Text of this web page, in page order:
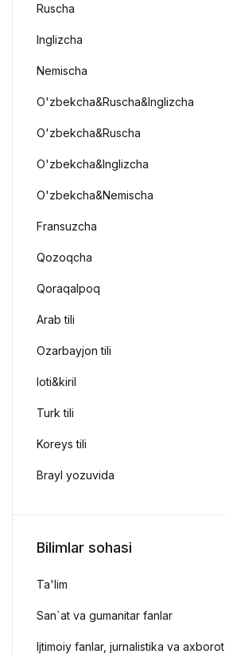
Ruscha
Inglizcha
Nemischa
O'zbekcha&Ruscha&Inglizcha
O'zbekcha&Ruscha
O'zbekcha&Inglizcha
O'zbekcha&Nemischa
Fransuzcha
Qozoqcha
Qoraqalpoq
Arab tili
Ozarbayjon tili
loti&kiril
Turk tili
Koreys tili
Brayl yozuvida
Bilimlar sohasi
Ta'lim
San`at va gumanitar fanlar
Ijtimoiy fanlar, jurnalistika va axborot